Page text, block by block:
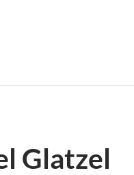
Glatzel